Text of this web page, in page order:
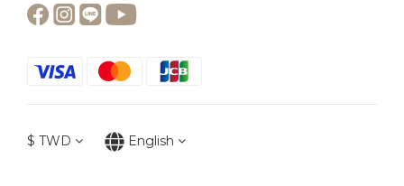
$ TWD English